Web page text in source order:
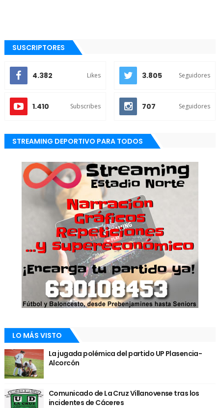
SUSCRIPTORES
4.382 Likes 3.805 Seguidores
1.410 Subscribes 707 Seguidores
STREAMING DEPORTIVO PARA TODOS
LO MÁS VISTO
La jugada polémica del partido UP Plasencia-
Alcorcón
Comunicado de La Cruz Villanovense tras los
incidentes de Cáceres